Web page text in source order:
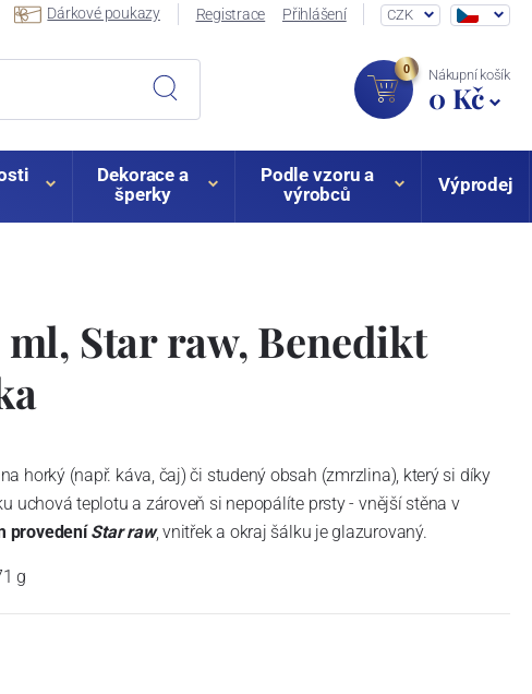
Dárkové poukazy Registrace Přihlášení CZK
0 Nákupní košík
0 Kč
Dekorace a
šperky
Podle vzoru a
výrobců
Výprodej
ml, Star raw, Benedikt
horký (např. káva, čaj) či studený obsah (zmrzlina), který si díky
uchová teplotu a zároveň si nepopálíte prsty - vnější stěna v
provedeníStar raw, vnitřek a okraj šálku je glazurovaný.
g